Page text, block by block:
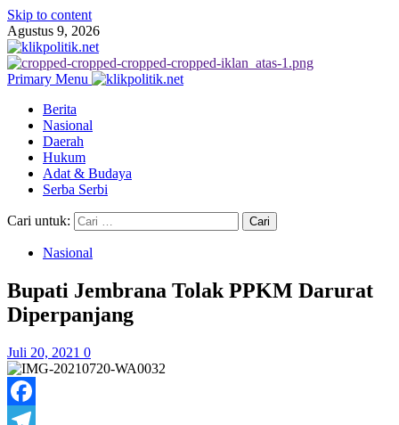
Skip to content
Agustus 9, 2026
Primary Menu
Berita
Nasional
Daerah
Hukum
Adat & Budaya
Serba Serbi
Cari untuk:
Nasional
Bupati Jembrana Tolak PPKM Darurat
Diperpanjang
Juli 20, 2021 0
Facebook